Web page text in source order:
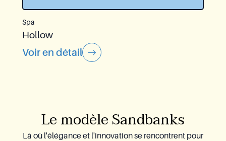
Spa
Hollow
Voir en détail
Le modèle Sandbanks
Là où l'élégance et l'innovation se rencontrent pour